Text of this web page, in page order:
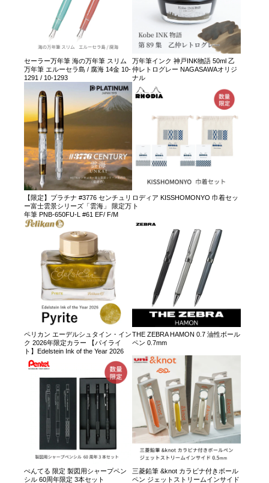
セーラー万年筆 海の万年筆 スリム
万年筆 エルーセラ島 / 腐海 14金 10-
1291 / 10-1293
万年筆インク 神戸INK物語 50ml 乙
仲レトログレー NAGASAWAオリジ
ナル
【限定】プラチナ #3776 センチュリ
ー富士雲景シリーズ「雲海」 限定万
年筆 PNB-650FU-L #61 EF/ F/M
ロディア KISSHOMONYO 巾着セッ
ト
ペリカン エーデルシュタイン・イン
ク 2026年限定カラー 【パイライ
ト】Edelstein Ink of the Year 2026
THE ZEBRA HAMON 0.7 油性ボール
ペン 0.7mm
ぺんてる 限定 製図用シャープペン
シル 60周年限定 3本セット
三菱鉛筆 &knot カラビナ付きボール
ペン ジェットストリームインサイド